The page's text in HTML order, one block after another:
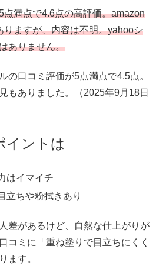
点満点で4.6点の高評価。amazon
りますが、内容は不明。yahooシ
ありません。
の口コミ評価が5点満点で4.5点。
もありました。（2025年9月18日
イントは
はイマイチ
立ちや粉拭きあり
差があるけど、自然な仕上がりが
コミに「重ね塗りで目立ちにくく
ます。